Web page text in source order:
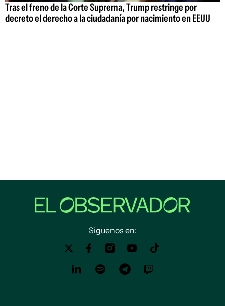
Tras el freno de la Corte Suprema, Trump restringe por
decreto el derecho a la ciudadanía por nacimiento en EEUU
Siguenos en: